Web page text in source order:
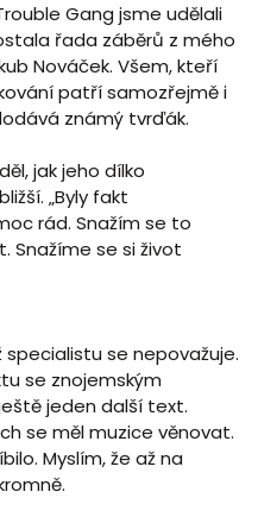
Gang jsme udělali
řada záběrů z mého
Nováček. Všem, kteří
patří samozřejmě i
známý tvrďák.
jak jeho dílko
„Byly fakt
rád. Snažím se to
Snažíme se si život
se nepovažuje.
se znojemským
jeden další text.
se měl muzice věnovat.
Myslím, že až na